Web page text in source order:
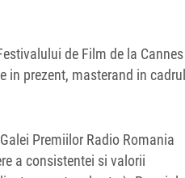
de Film de la Cannes
in prezent, masterand in cadrul
Premiilor Radio Romania
a consistentei si valorii